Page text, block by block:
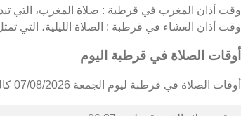
وقت أذان المغرب في قرطبة : صلاة المغرب، التي
وقت أذان العشاء في قرطبة : الصلاة الليلية، التي
أوقات الصلاة في قرطبة اليوم
أوقات الصلاة في قرطبة ليوم الجمعة 07/08/2026 كالتالي :